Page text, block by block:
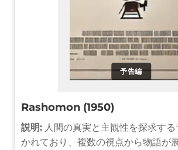
予告編
Rashomon (1950)
説明: 人間の真実と主観性を探求す
かれており、複数の視点から物語が